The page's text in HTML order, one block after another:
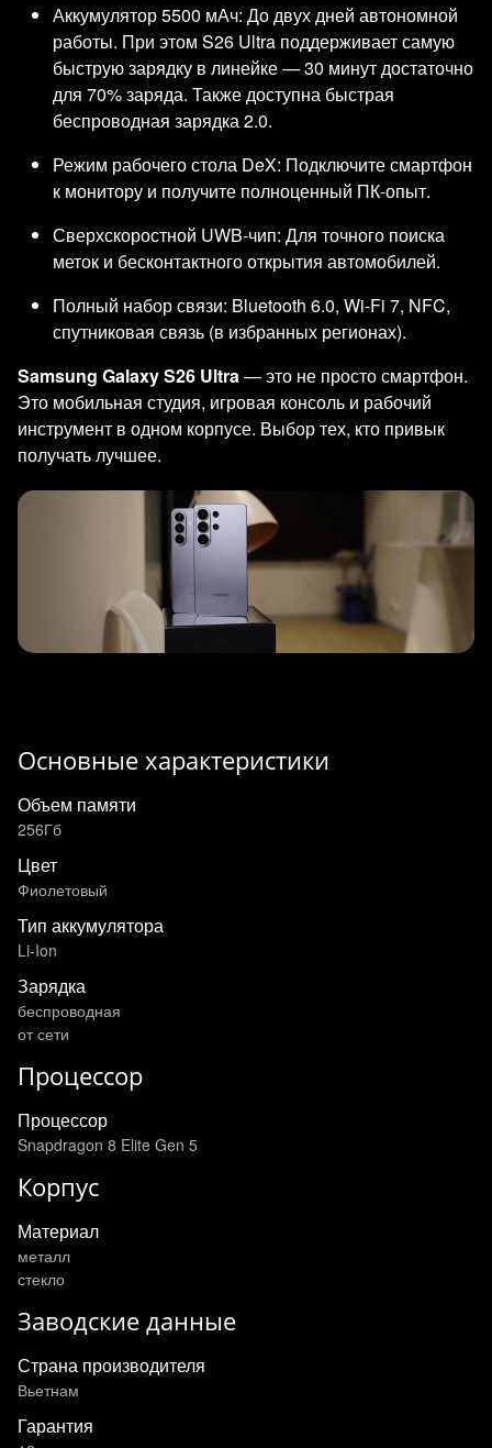
Аккумулятор 5500 мАч: До двух дней автономной
работы. При этом S26 Ultra поддерживает самую
быструю зарядку в линейке — 30 минут достаточно
для 70% заряда. Также доступна быстрая
беспроводная зарядка 2.0.
Режим рабочего стола DeX: Подключите смартфон
к монитору и получите полноценный ПК-опыт.
Сверхскоростной UWB-чип: Для точного поиска
меток и бесконтактного открытия автомобилей.
Полный набор связи: Bluetooth 6.0, Wi-Fi 7, NFC,
спутниковая связь (в избранных регионах).
Samsung Galaxy S26 Ultra — это не просто смартфон.
Это мобильная студия, игровая консоль и рабочий
инструмент в одном корпусе. Выбор тех, кто привык
получать лучшее.
Основные характеристики
Объем памяти
256Гб
Цвет
Фиолетовый
Тип аккумулятора
Li-Ion
Зарядка
беспроводная
от сети
Процессор
Процессор
Snapdragon 8 Elite Gen 5
Корпус
Материал
металл
стекло
Заводские данные
Страна производителя
Вьетнам
Гарантия